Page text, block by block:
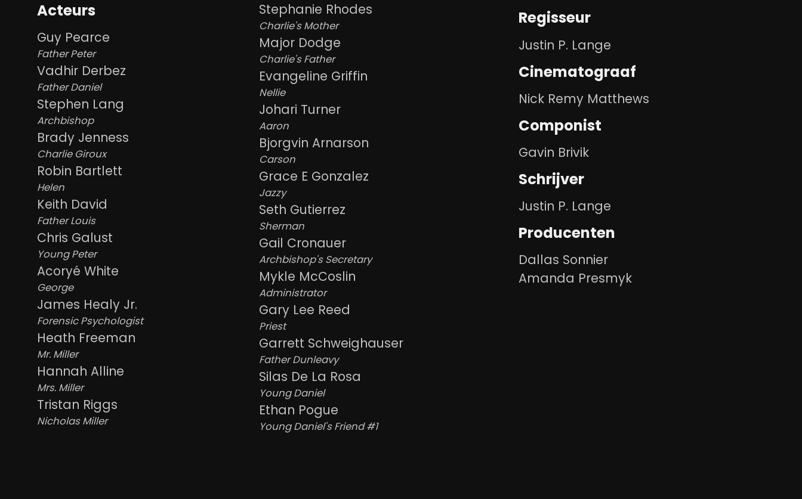
Acteurs
Guy Pearce
Father Peter
Vadhir Derbez
Father Daniel
Stephen Lang
Archbishop
Brady Jenness
Charlie Giroux
Robin Bartlett
Helen
Keith David
Father Louis
Chris Galust
Young Peter
Acoryé White
George
James Healy Jr.
Forensic Psychologist
Heath Freeman
Mr. Miller
Hannah Alline
Mrs. Miller
Tristan Riggs
Nicholas Miller
Stephanie Rhodes
Charlie's Mother
Major Dodge
Charlie's Father
Evangeline Griffin
Nellie
Johari Turner
Aaron
Bjorgvin Arnarson
Carson
Grace E Gonzalez
Jazzy
Seth Gutierrez
Sherman
Gail Cronauer
Archbishop's Secretary
Mykle McCoslin
Administrator
Gary Lee Reed
Priest
Garrett Schweighauser
Father Dunleavy
Silas De La Rosa
Young Daniel
Ethan Pogue
Young Daniel's Friend #1
Regisseur
Justin P. Lange
Cinematograaf
Nick Remy Matthews
Componist
Gavin Brivik
Schrijver
Justin P. Lange
Producenten
Dallas Sonnier
Amanda Presmyk